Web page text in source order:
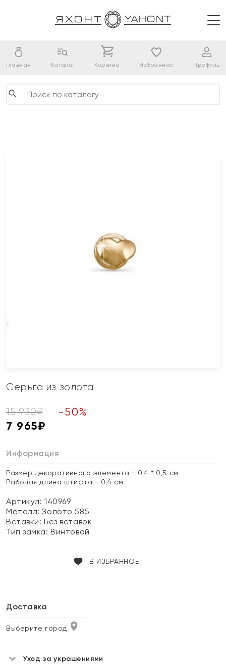
Главная Каталог Корзина Избранное Профиль
Серьга из золота
15 930₽ -50%
7 965₽
Информация
Размер декоративного элемента - 0,4 * 0,5 см
Рабочая длина штифта - 0,4 см
Артикул: 140969
Металл:Золото 585
Вставки:Без вставок
Тип замка:Винтовой
В ИЗБРАННОЕ
Доставка
Выберите город
Уход за украшениями